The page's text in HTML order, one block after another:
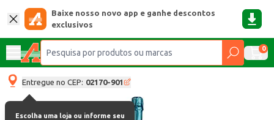
Baixe nosso novo app e ganhe descontos
exclusivos
0
Entregue no CEP: 02170-901
Escolha uma loja ou informe seu